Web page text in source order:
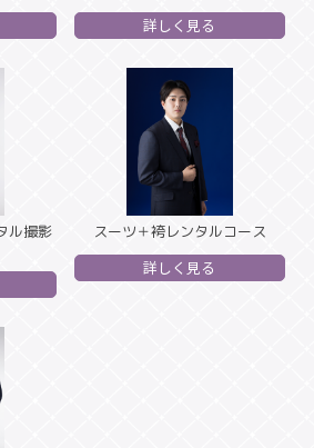
詳しく見る
ル撮影
スーツ＋袴レンタルコース
詳しく見る